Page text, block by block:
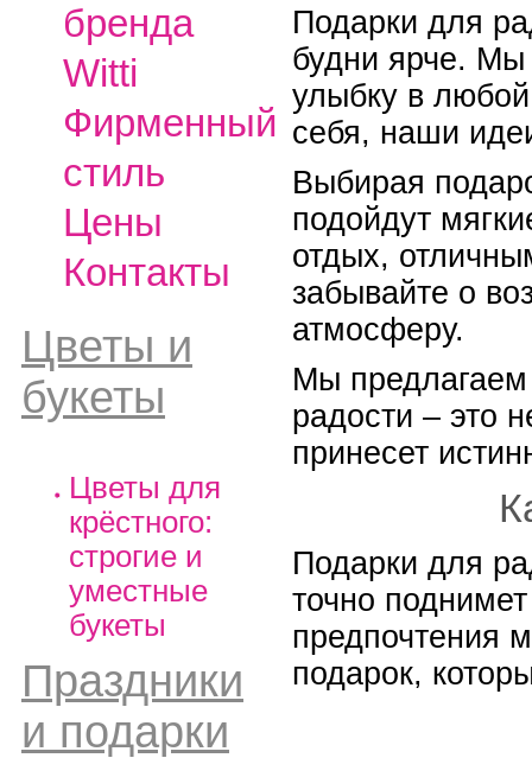
бренда
Witti
Фирменный
стиль
Цены
Контакты
Цветы и
букеты
Цветы для
крёстного:
строгие и
уместные
букеты
Праздники
и подарки
Подарки для
будни ярче. Мы
улыбку в любой
себя, наши
Выбирая
подойдут
отдых,
забывайте о
атмосферу.
Мы предлагаем
радости – это
принесет
Подарки для
точно
предпочтения
подарок,